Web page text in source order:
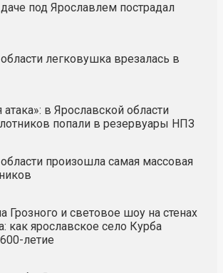
под Ярославлем пострадал
легковушка врезалась в
атака»: в Ярославской области
попали в резервуары НПЗ
произошла самая массовая
Грозного и световое шоу на стенах
как ярославское село Курба
летие